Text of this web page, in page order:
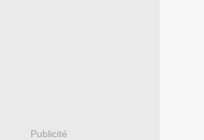
Publicité